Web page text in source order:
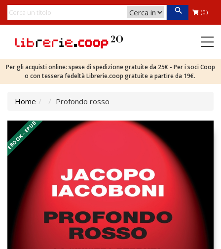
(0)
Per gli acquisti online: spese di spedizione gratuite da 25€ - Per i soci Coop
o con tessera fedeltà Librerie.coop gratuite a partire da 19€.
Home Profondo rosso
EBOOK - EPUB